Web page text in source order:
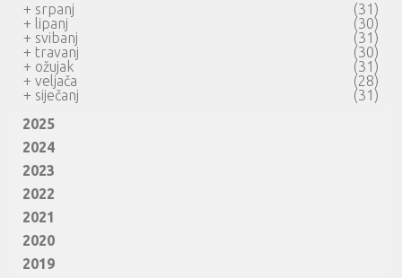
+ srpanj
(31)
+ lipanj
(30)
+ svibanj
(31)
+ travanj
(30)
+ ožujak
(31)
+ veljača
(28)
+ siječanj
(31)
2025
2024
2023
2022
2021
2020
2019